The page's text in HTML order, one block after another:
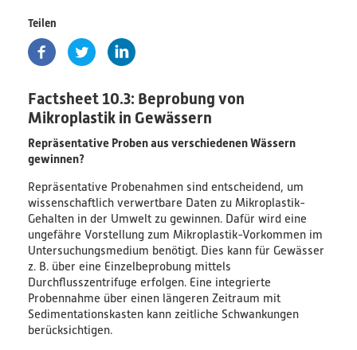
PlastikNet
Verbundprojekte
Übersicht
Übersichtskarte
Veranstaltungen
Publikationen
News
Ergebnisse
Veröffentlichungen
Teilen
Factsheet 10.3: Beprobung von
Mikroplastik in Gewässern
Repräsentative Proben aus verschiedenen Wässern
gewinnen?
Repräsentative Probenahmen sind entscheidend, um
wissenschaftlich verwertbare Daten zu Mikroplastik-
Gehalten in der Umwelt zu gewinnen. Dafür wird eine
ungefähre Vorstellung zum Mikroplastik-Vorkommen im
Untersuchungsmedium benötigt. Dies kann für Gewässer
z. B. über eine Einzelbeprobung mittels
Durchflusszentrifuge erfolgen. Eine integrierte
Probennahme über einen längeren Zeitraum mit
Sedimentationskasten kann zeitliche Schwankungen
berücksichtigen.